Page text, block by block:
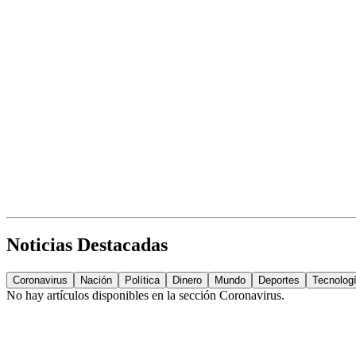
Noticias Destacadas
Coronavirus Nación Política Dinero Mundo Deportes
No hay artículos disponibles en la sección Coronavirus.